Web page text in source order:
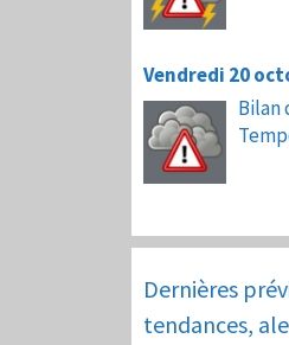
Vendredi 20
Bilan
Dernières
tendances,